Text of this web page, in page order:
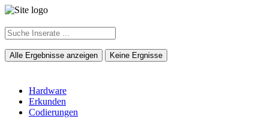
Alle Ergebnisse anzeigen Keine Ergnisse
Hardware
Erkunden
Codierungen